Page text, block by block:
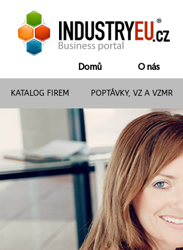
Domů O nás
KATALOG FIREM POPTÁVKY, VZ A VZMR